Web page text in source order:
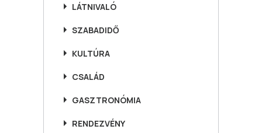
LÁTNIVALÓ
SZABADIDŐ
KULTÚRA
CSALÁD
GASZTRONÓMIA
RENDEZVÉNY